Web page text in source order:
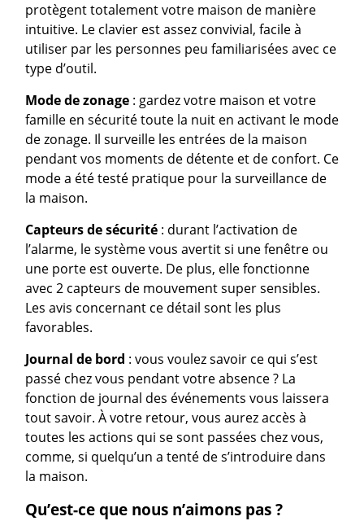
protègent totalement votre maison de manière
intuitive. Le clavier est assez convivial, facile à
utiliser par les personnes peu familiarisées avec ce
type d’outil.
Mode de zonage : gardez votre maison et votre
famille en sécurité toute la nuit en activant le mode
de zonage. Il surveille les entrées de la maison
pendant vos moments de détente et de confort. Ce
mode a été testé pratique pour la surveillance de
la maison.
Capteurs de sécurité : durant l’activation de
l’alarme, le système vous avertit si une fenêtre ou
une porte est ouverte. De plus, elle fonctionne
avec 2 capteurs de mouvement super sensibles.
Les avis concernant ce détail sont les plus
favorables.
Journal de bord : vous voulez savoir ce qui s’est
passé chez vous pendant votre absence ? La
fonction de journal des événements vous laissera
tout savoir. À votre retour, vous aurez accès à
toutes les actions qui se sont passées chez vous,
comme, si quelqu’un a tenté de s’introduire dans
la maison.
Qu’est-ce que nous n’aimons pas ?